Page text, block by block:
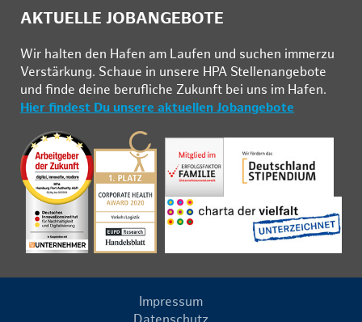
AKTUELLE JOBANGEBOTE
Wir hal­ten den Ha­fen am Lau­fen und su­chen im­mer­zu
Ver­stär­kung. Schau­e in un­se­re HPA Stel­len­an­ge­bo­te
und fin­de deine be­ruf­li­che Zu­kunft bei uns im Ha­fen.
Hier findest Du unsere aktuellen Jobangebote
Impressum